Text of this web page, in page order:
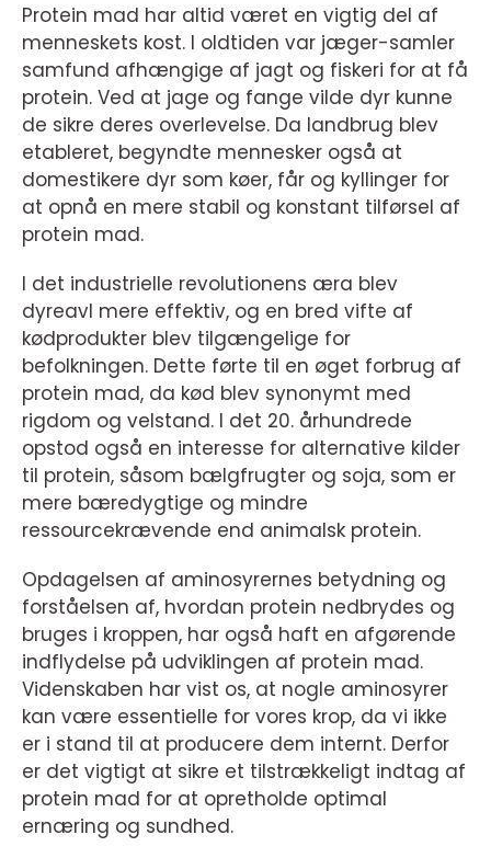
Protein mad har altid været en vigtig del af
menneskets kost. I oldtiden var jæger-samler
samfund afhængige af jagt og fiskeri for at få
protein. Ved at jage og fange vilde dyr kunne
de sikre deres overlevelse. Da landbrug blev
etableret, begyndte mennesker også at
domestikere dyr som køer, får og kyllinger for
at opnå en mere stabil og konstant tilførsel af
protein mad.
I det industrielle revolutionens æra blev
dyreavl mere effektiv, og en bred vifte af
kødprodukter blev tilgængelige for
befolkningen. Dette førte til en øget forbrug af
protein mad, da kød blev synonymt med
rigdom og velstand. I det 20. århundrede
opstod også en interesse for alternative kilder
til protein, såsom bælgfrugter og soja, som er
mere bæredygtige og mindre
ressourcekrævende end animalsk protein.
Opdagelsen af aminosyrernes betydning og
forståelsen af, hvordan protein nedbrydes og
bruges i kroppen, har også haft en afgørende
indflydelse på udviklingen af protein mad.
Videnskaben har vist os, at nogle aminosyrer
kan være essentielle for vores krop, da vi ikke
er i stand til at producere dem internt. Derfor
er det vigtigt at sikre et tilstrækkeligt indtag af
protein mad for at opretholde optimal
ernæring og sundhed.